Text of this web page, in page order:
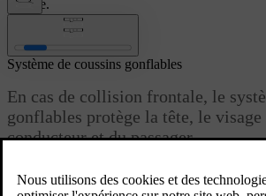
voiture.
Connexion
Système de coussins gonflables
En cas de collision frontale, le
gonflables protège la tête, le
conducteur et du passager.